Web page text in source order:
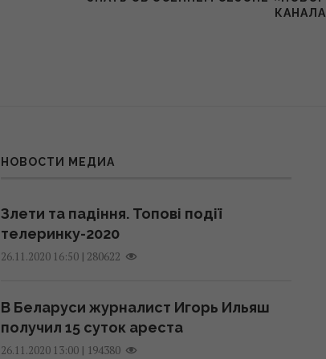
НОВОСТИ МЕДИА
Злети та падіння. Топові події
телеринку-2020
26.11.2020 16:50| 280622
В Беларуси журналист Игорь Ильяш
получил 15 суток ареста
26.11.2020 13:00| 194380